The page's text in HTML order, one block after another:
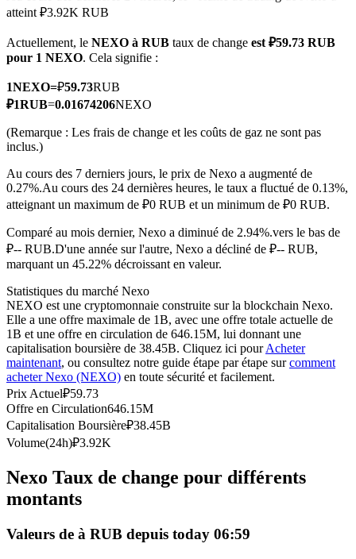
TradFi
Produits dérivés sur actions, forex, métaux précieux et matières
premières
Futures utilisant l'USDC comme garantie
Copie de Trading
Rejoignez les meilleurs traders
atteint ₽3.92K RUB
Actuellement, le NEXO à RUB taux de change est ₽59.73 RUB
pour 1 NEXO. Cela signifie :
1NEXO=₽59.73RUB
₽1RUB=0.01674206NEXO
(Remarque : Les frais de change et les coûts de gaz ne sont pas
inclus.)
Au cours des 7 derniers jours, le prix de Nexo a augmenté de
0.27%.Au cours des 24 dernières heures, le taux a fluctué de 0.13%,
atteignant un maximum de ₽0 RUB et un minimum de ₽0 RUB.
Comparé au mois dernier, Nexo a diminué de 2.94%.vers le bas de
₽-- RUB.D'une année sur l'autre, Nexo a décliné de ₽-- RUB,
marquant un 45.22% décroissant en valeur.
Statistiques du marché Nexo
NEXO est une cryptomonnaie construite sur la blockchain Nexo.
Elle a une offre maximale de 1B, avec une offre totale actuelle de
1B et une offre en circulation de 646.15M, lui donnant une
capitalisation boursière de 38.45B. Cliquez ici pourAcheter
maintenant, ou consultez notre guide étape par étape surcomment
acheter Nexo (NEXO) en toute sécurité et facilement.
Prix Actuel₽59.73
Offre en Circulation646.15M
Capitalisation Boursière₽38.45B
Volume(24h)₽3.92K
Nexo Taux de change pour différents
montants
Valeurs de à RUB depuis today 06:59